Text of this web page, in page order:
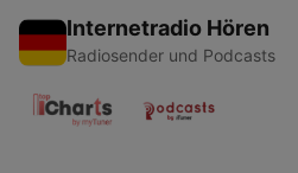
Internetradio Hören
Radiosender und Podcasts